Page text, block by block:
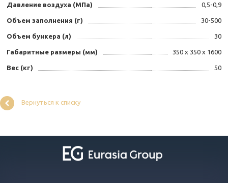
Давление воздуха (МПа) 0,5-0,9
Объем заполнения (г) 30-500
Объем бункера (л) 30
Габаритные размеры (мм) 350 х 350 х 1600
Вес (кг) 50
Вернуться к списку